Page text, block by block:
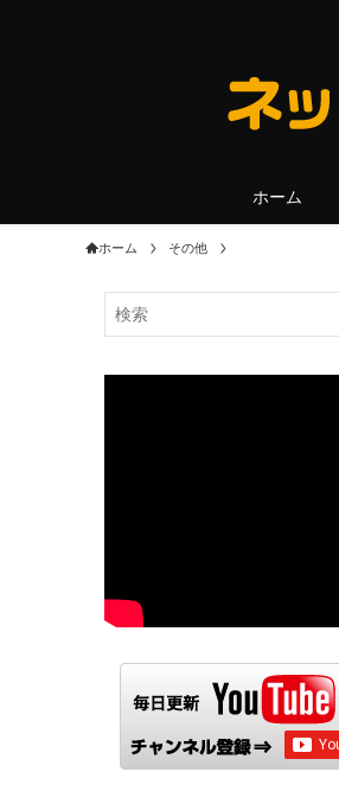
ホーム
ホーム その他